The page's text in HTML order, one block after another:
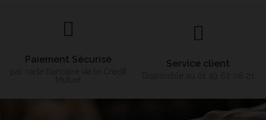
Paiement Sécurisé Service client